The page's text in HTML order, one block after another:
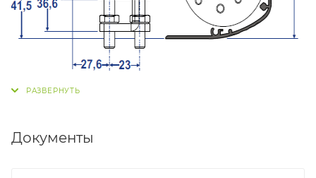
Документы